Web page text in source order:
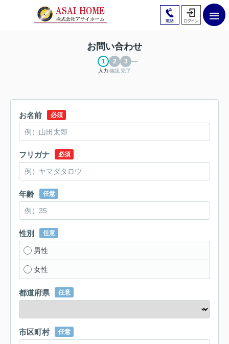
お問い合わせ
入力 確認完了
お名前 必須
フリガナ 必須
年齢 任意
性別 任意
男性
女性
都道府県 任意
市区町村 任意